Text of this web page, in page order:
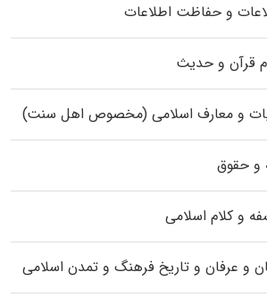
و حفاظت اطلاعات
قرآن و حدیث
و معارف اسلامی (مخصوص اهل سنت)
و حقوق
و کلام اسلامی
و عرفان و تاریخ فرهنگ و تمدن اسلامی